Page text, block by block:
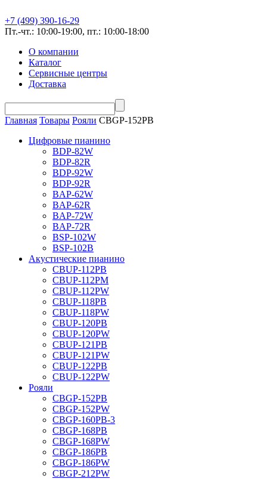
+7 (499) 390-16-29
Пт.-чт.: 10:00-19:00, пт.: 10:00-18:00
О компании
Каталог
Сервисные центры
Доставка
Главная Товары Рояли CBGP-152PB
Цифровые пианино
BDP-82W
BDP-82R
BDP-92W
BDP-92R
BAP-62W
BAP-62R
BAP-72W
BAP-72R
BSP-102W
BSP-102B
Акустические пианино
CBUP-112PB
CBUP-112PM
CBUP-112PW
CBUP-118PB
CBUP-118PW
CBUP-120PB
CBUP-120PW
CBUP-121PB
CBUP-121PW
CBUP-122PB
CBUP-122PW
Рояли
CBGP-152PB
CBGP-152PW
CBGP-160PB-3
CBGP-168PB
CBGP-168PW
CBGP-186PB
CBGP-186PW
CBGP-212PW